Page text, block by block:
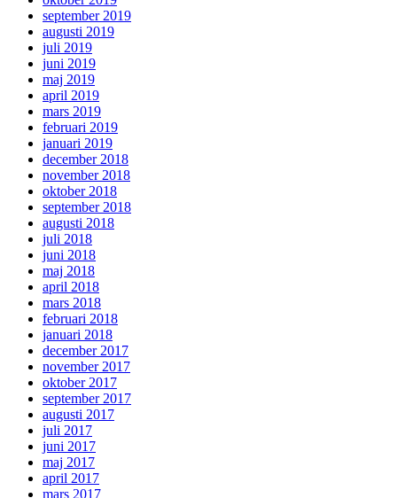
september 2019
augusti 2019
juli 2019
juni 2019
maj 2019
april 2019
mars 2019
februari 2019
januari 2019
december 2018
november 2018
oktober 2018
september 2018
augusti 2018
juli 2018
juni 2018
maj 2018
april 2018
mars 2018
februari 2018
januari 2018
december 2017
november 2017
oktober 2017
september 2017
augusti 2017
juli 2017
juni 2017
maj 2017
april 2017
mars 2017